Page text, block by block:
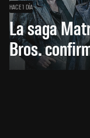
HACE 1 DÍA
La saga
Bros.